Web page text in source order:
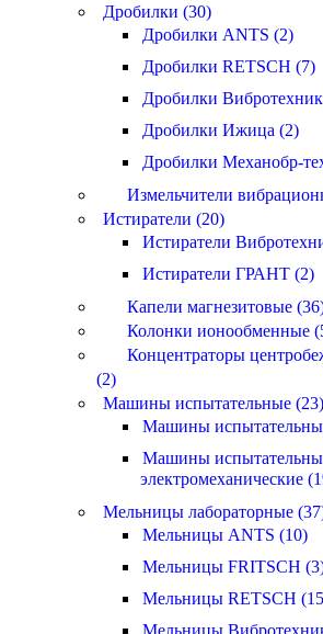
Дробилки (30)
Дробилки ANTS (2)
Дробилки RETSCH (7)
Дробилки
Дробилки Ижица (2)
Дробилки Механобр-
Измельчители
Истиратели (20)
Истиратели
Истиратели ГРАНТ (2)
Капели магнезитовые
Колонки ионообменные
Концентраторы
(2)
Машины испытательные (23)
Машины
Машины
электромеханические
Мельницы лабораторные
Мельницы ANTS (10)
Мельницы FRITSCH
Мельницы RETSCH
Мельницы